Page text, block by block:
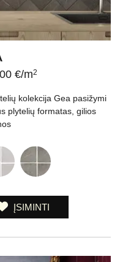
€/m2
kolekcija Gea pasižymi
plytelių formatas, gilios
ĮSIMINTI